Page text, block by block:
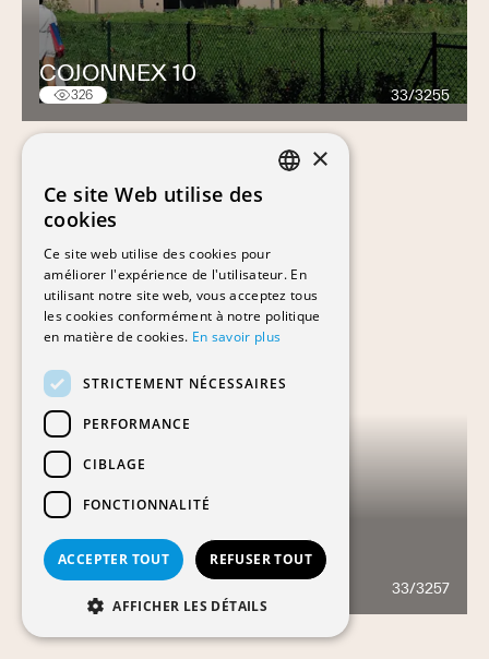
COJONNEX 10
326 33/3255
LES FONTAINES
33/3257
×
Ce site Web utilise des
cookies
Ce site web utilise des cookies pour
améliorer l'expérience de l'utilisateur. En
utilisant notre site web, vous acceptez tous
les cookies conformément à notre politique
en matière de cookies. En savoir plus
STRICTEMENT NÉCESSAIRES
PERFORMANCE
CIBLAGE
FONCTIONNALITÉ
ACCEPTER TOUT REFUSER TOUT
AFFICHER LES DÉTAILS